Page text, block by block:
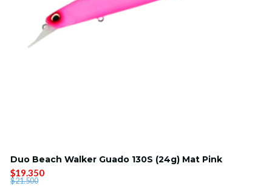
Duo Beach Walker Guado 130S (24g) Mat Pink
$19.350
$21.500